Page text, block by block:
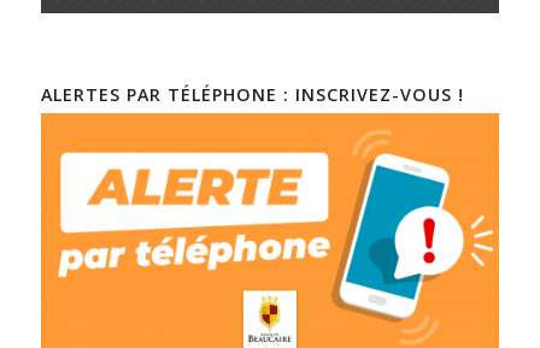
ALERTES PAR TÉLÉPHONE : INSCRIVEZ-VOUS !